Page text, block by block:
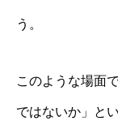
う。
このような場面
ではないか」と